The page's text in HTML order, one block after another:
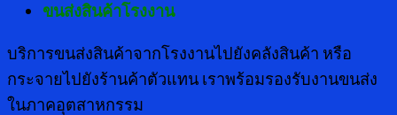
ขนส่งสินค้าโรงงาน
บริการขนส่งสินค้าจากโรงงานไปยังคลังสินค้า หรือ
กระจายไปยังร้านค้าตัวแทน เราพร้อมรองรับงานขนส่ง
ในภาคอุตสาหกรรม